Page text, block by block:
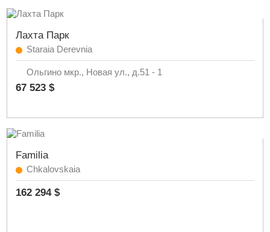
Лахта Парк
Staraia Derevnia
Ольгино мкр., Новая ул., д.51 - 1
67 523 $
Familia
Chkalovskaia
162 294 $